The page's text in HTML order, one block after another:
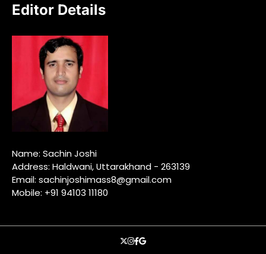
Editor Details
Name: Sachin Joshi
Address: Haldwani, Uttarakhand - 263139
Email: sachinjoshimass8@gmail.com
Mobile: +91 94103 11180
Xinstagram
facebook
google